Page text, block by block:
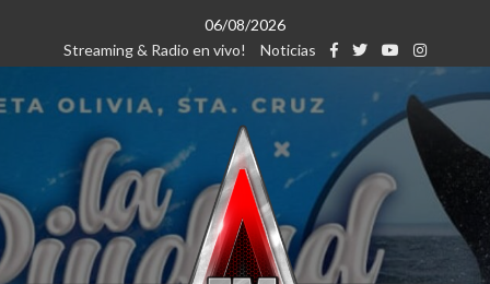
contenido
06/08/2026
Streaming & Radio en vivo!
Noticias